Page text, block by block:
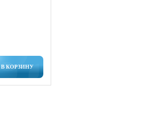
В КОРЗИНУ